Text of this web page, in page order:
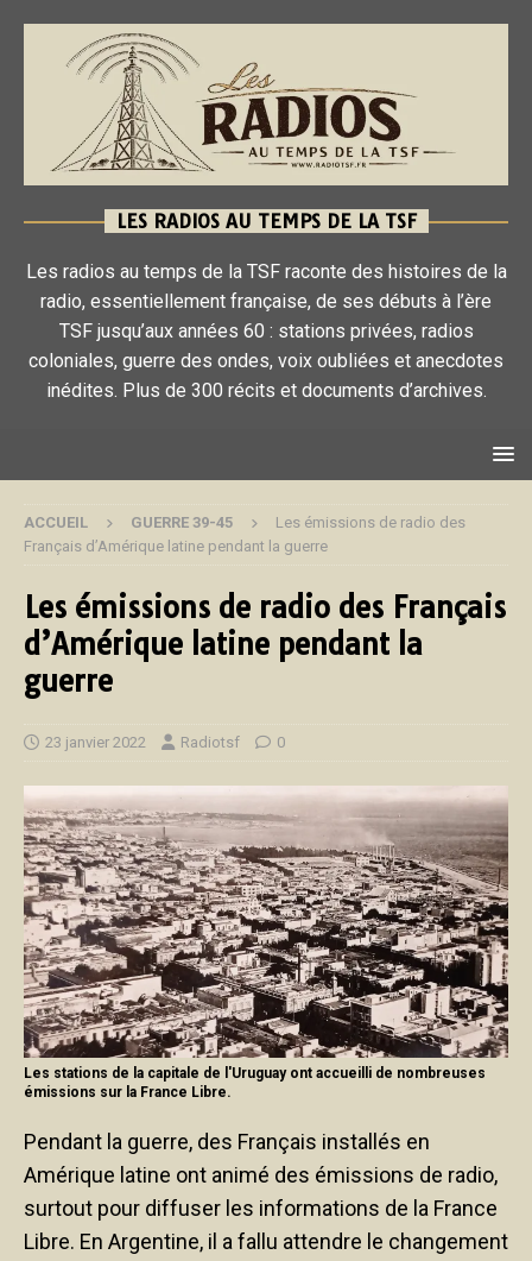
LES RADIOS AU TEMPS DE LA TSF
Les radios au temps de la TSF raconte des histoires de la
radio, essentiellement française, de ses débuts à l’ère
TSF jusqu’aux années 60 : stations privées, radios
coloniales, guerre des ondes, voix oubliées et anecdotes
inédites. Plus de 300 récits et documents d’archives.
ACCUEIL GUERRE 39-45
Les émissions de radio des
Français d’Amérique latine pendant la guerre
Les émissions de radio des Français
d’Amérique latine pendant la
guerre
23 janvier 2022 Radiotsf 0
Les stations de la capitale de l'Uruguay ont accueilli de nombreuses
émissions sur la France Libre.
Pendant la guerre, des Français installés en
Amérique latine ont animé des émissions de radio,
surtout pour diffuser les informations de la France
Libre. En Argentine, il a fallu attendre le changement